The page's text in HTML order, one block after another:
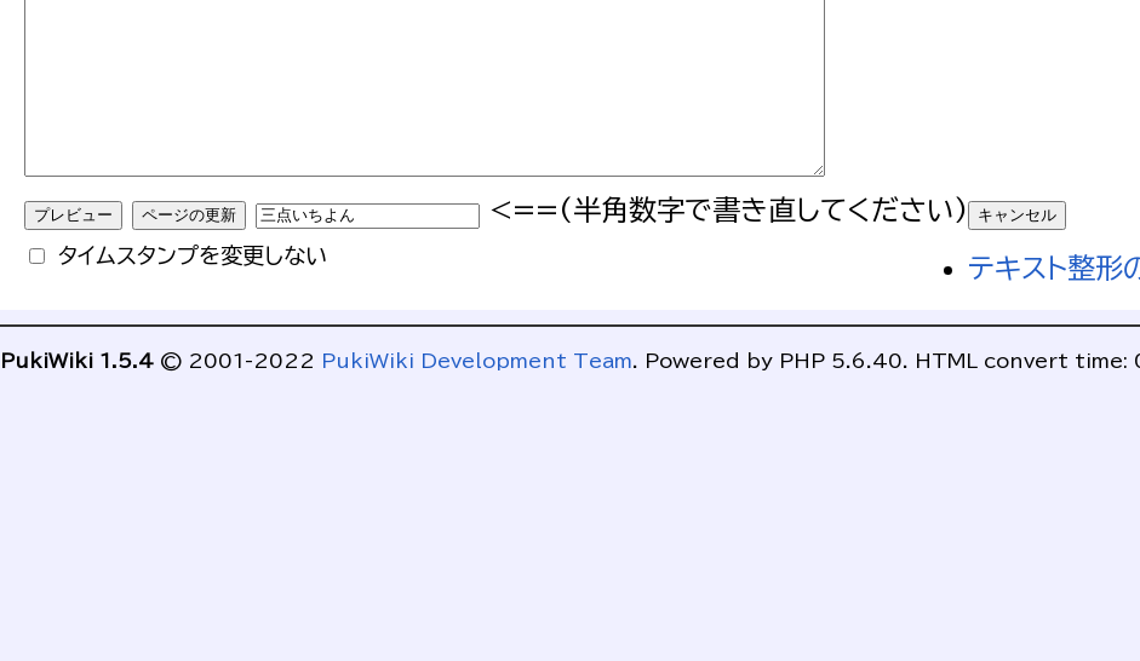
<==(半角数字で書き直してください)
タイムスタンプを変更しない テキスト整形
PukiWiki 1.5.4 © 2001-2022 PukiWiki Development Team. Powered by PHP 5.6.40. HTML convert time: